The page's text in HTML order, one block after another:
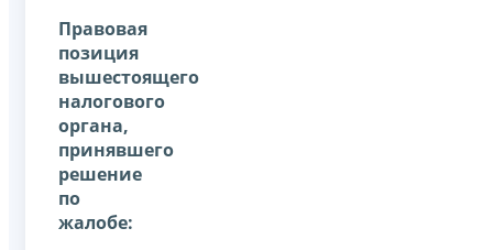
Правовая
позиция
вышестоящего
налогового
органа,
принявшего
решение
по
жалобе: